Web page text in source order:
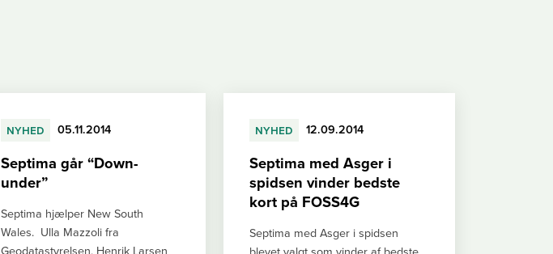
nyhed 05.11.2014
Septima går “Down-
under”
Septima hjælper New South
Wales. Ulla Mazzoli fra
Geodatastyrelsen, Henrik Larsen
nyhed 12.09.2014
Septima med Asger i
spidsen vinder bedste
kort på FOSS4G
Septima med Asger i spidsen